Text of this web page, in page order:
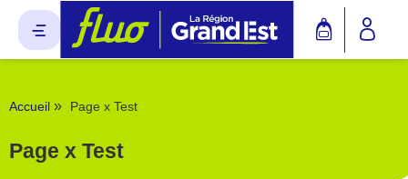
Accueil » Page x Test
Page x Test
Panneau de gestion des cookies